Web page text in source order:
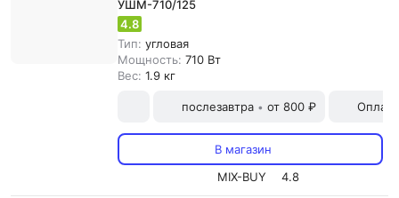
УШМ-710/125
4.8
Тип: угловая
Мощность: 710 Вт
Вес: 1.9 кг
послезавтра • от 800 ₽
В магазин
MIX-BUY
4.8